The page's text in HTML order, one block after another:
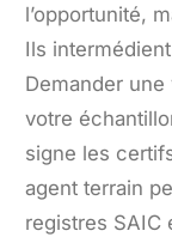
l’opportunité,
Ils
Demander une
votre
signe les
agent terrain
registres SAIC